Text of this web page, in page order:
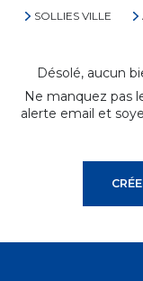
SOLLIES VILLE
Désolé, aucun
Ne manquez pas
alerte email et